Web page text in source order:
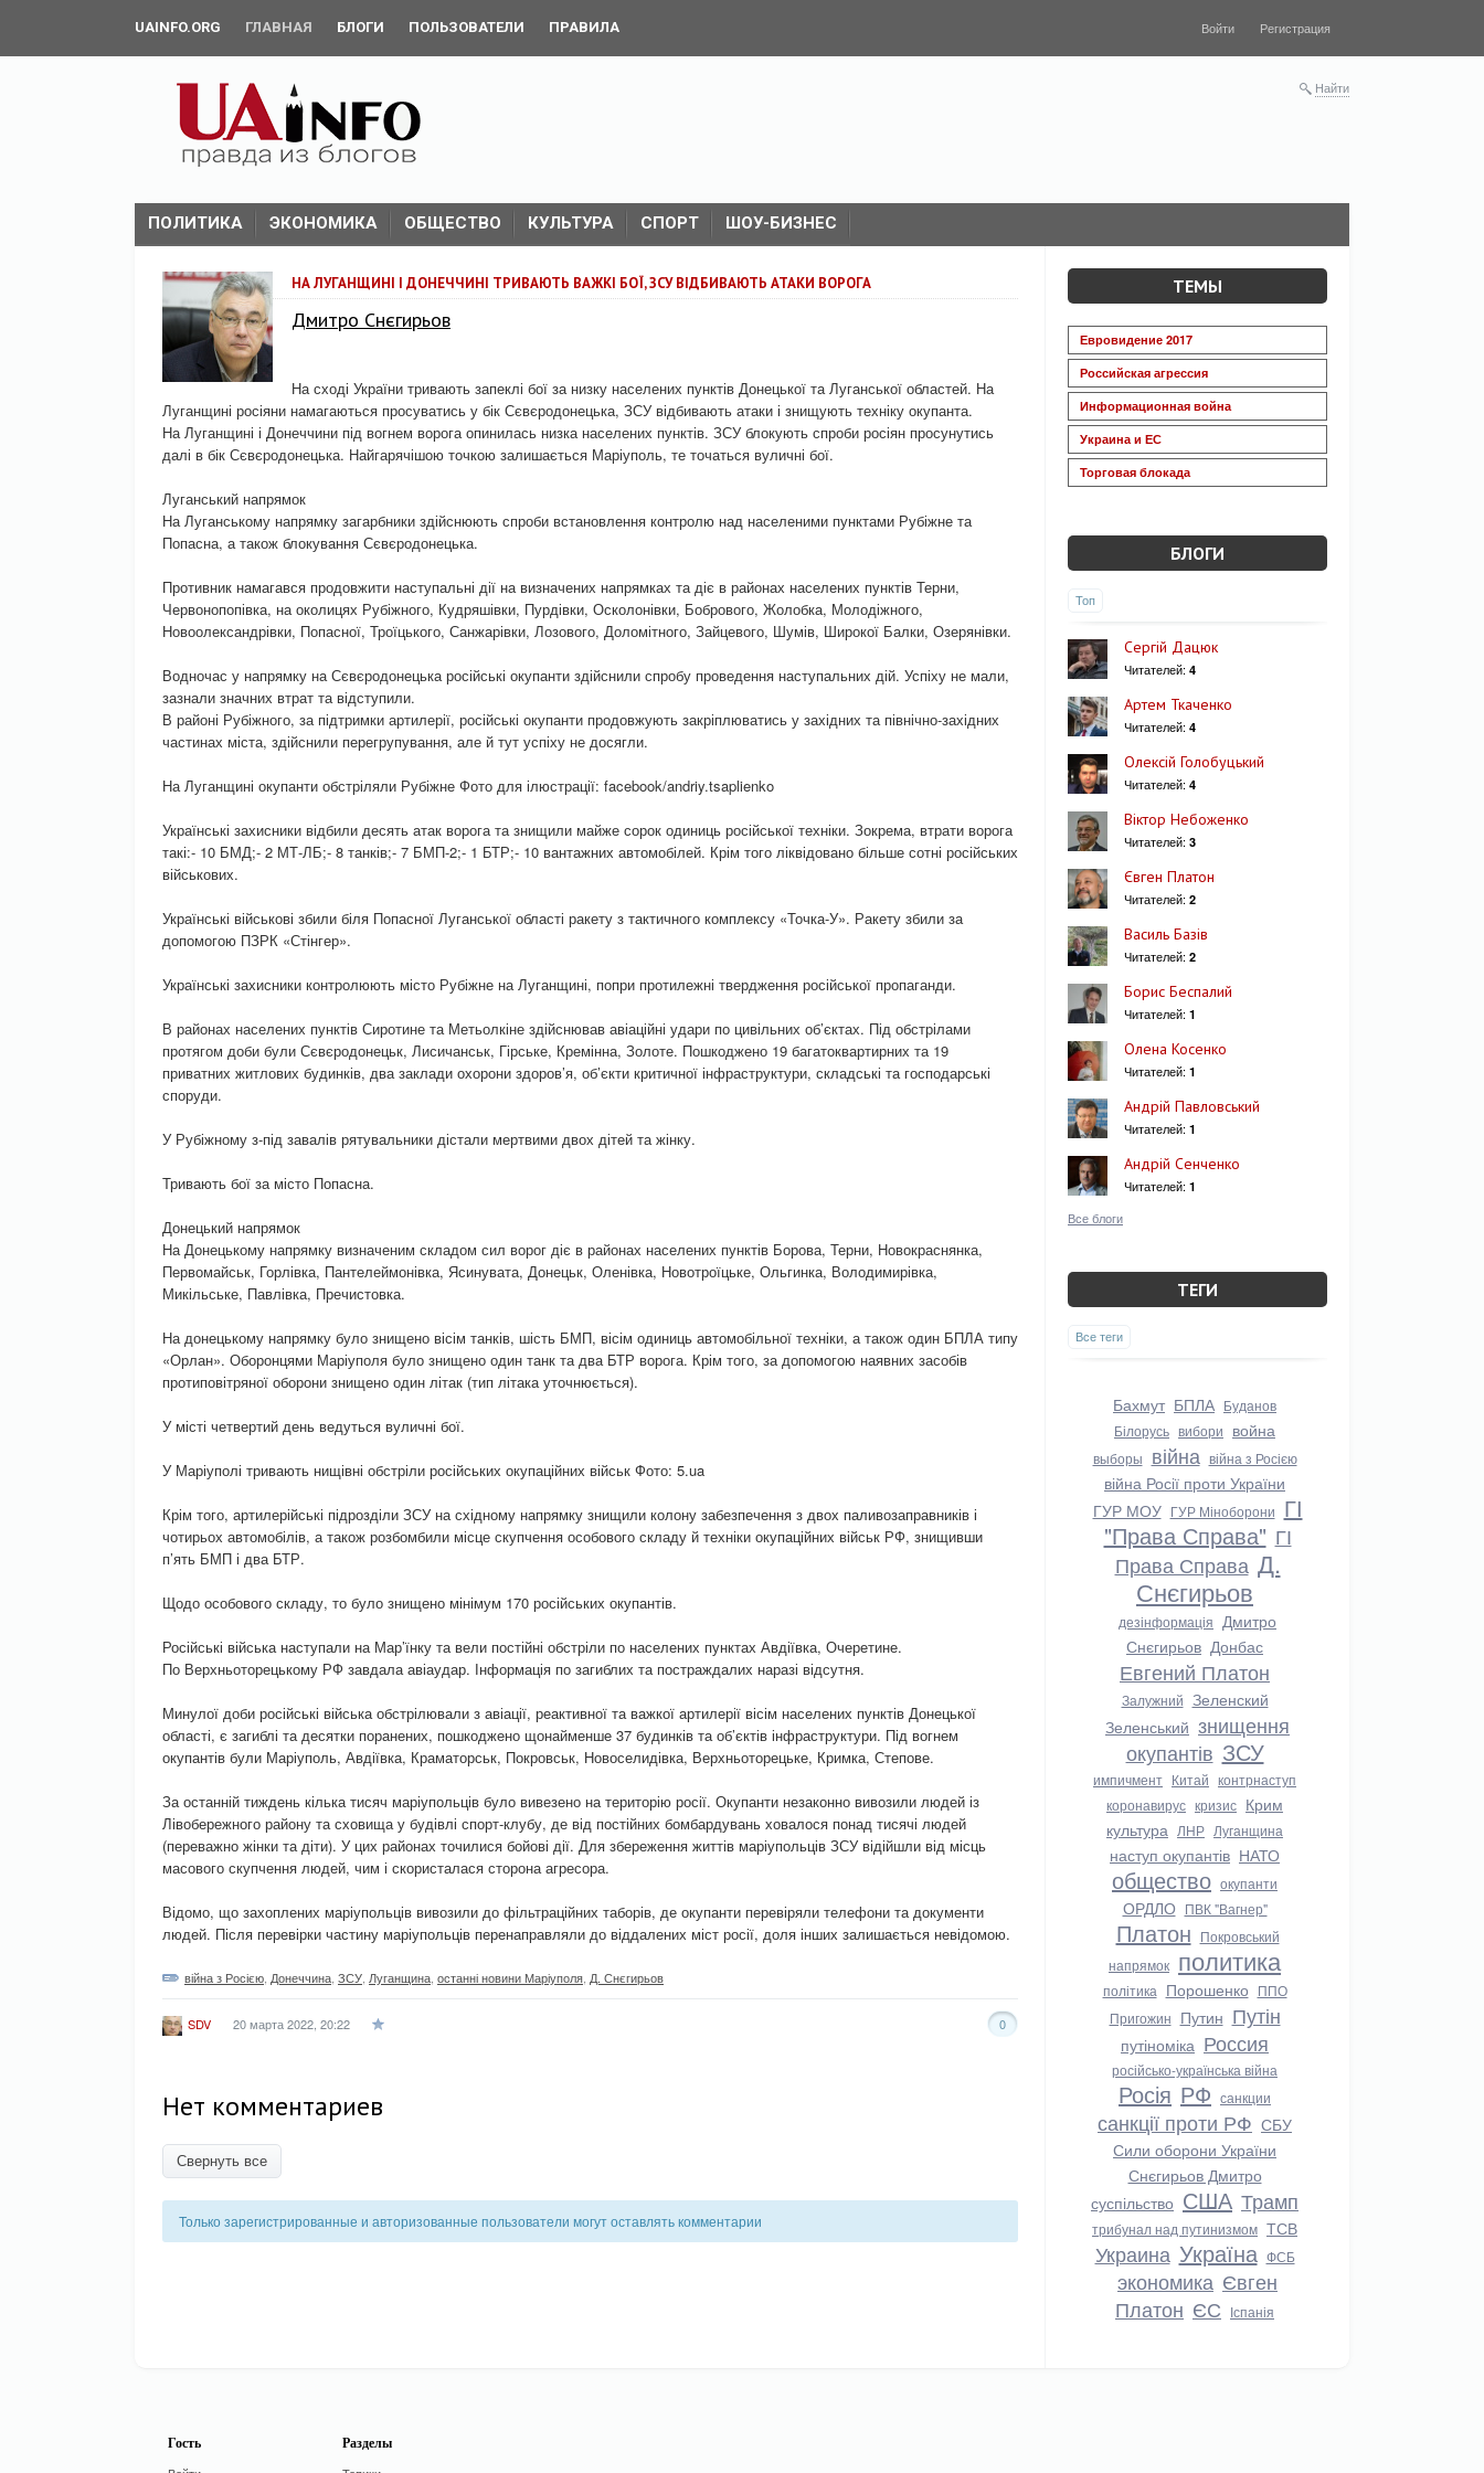
UAINFO.ORG ГЛАВНАЯ БЛОГИ ПОЛЬЗОВАТЕЛИ ПРАВИЛА Войти Регистрация
Найти
ПОЛИТИКА ЭКОНОМИКА ОБЩЕСТВО КУЛЬТУРА СПОРТ ШОУ-БИЗНЕС
НА ЛУГАНЩИНІ І ДОНЕЧЧИНІ ТРИВАЮТЬ ВАЖКІ БОЇ, ЗСУ ВІДБИВАЮТЬ АТАКИ ВОРОГА
Дмитро Снєгирьов
На сході України тривають запеклі бої за низку населених пунктів Донецької та Луганської областей. На
Луганщині росіяни намагаються просуватись у бік Сєвєродонецька, ЗСУ відбивають атаки і знищують техніку окупанта.
На Луганщині і Донеччини під вогнем ворога опинилась низка населених пунктів. ЗСУ блокують спроби росіян просунутись
далі в бік Сєвєродонецька. Найгарячішою точкою залишається Маріуполь, те точаться вуличні бої.
Луганський напрямок
На Луганському напрямку загарбники здійснюють спроби встановлення контролю над населеними пунктами Рубіжне та
Попасна, а також блокування Сєвєродонецька.
Противник намагався продовжити наступальні дії на визначених напрямках та діє в районах населених пунктів Терни,
Червонопопівка, на околицях Рубіжного, Кудряшівки, Пурдівки, Осколонівки, Бобрового, Жолобка, Молодіжного,
Новоолександрівки, Попасної, Троїцького, Санжарівки, Лозового, Доломітного, Зайцевого, Шумів, Широкої Балки, Озерянівки.
Водночас у напрямку на Сєвєродонецька російські окупанти здійснили спробу проведення наступальних дій. Успіху не мали,
зазнали значних втрат та відступили.
В районі Рубіжного, за підтримки артилерії, російські окупанти продовжують закріплюватись у західних та північно-західних
частинах міста, здійснили перегрупування, але й тут успіху не досягли.
На Луганщині окупанти обстріляли Рубіжне Фото для ілюстрації: facebook/andriy.tsaplienko
Українські захисники відбили десять атак ворога та знищили майже сорок одиниць російської техніки. Зокрема, втрати ворога
такі:- 10 БМД;- 2 МТ-ЛБ;- 8 танків;- 7 БМП-2;- 1 БТР;- 10 вантажних автомобілей. Крім того ліквідовано більше сотні російських
військових.
Українські військові збили біля Попасної Луганської області ракету з тактичного комплексу «Точка-У». Ракету збили за
допомогою ПЗРК «Стінгер».
Українські захисники контролюють місто Рубіжне на Луганщині, попри протилежні твердження російської пропаганди.
В районах населених пунктів Сиротине та Метьолкіне здійснював авіаційні удари по цивільних об’єктах. Під обстрілами
протягом доби були Сєвєродонецьк, Лисичанськ, Гірське, Кремінна, Золоте. Пошкоджено 19 багатоквартирних та 19
приватних житлових будинків, два заклади охорони здоров’я, об’єкти критичної інфраструктури, складські та господарські
споруди.
У Рубіжному з-під завалів рятувальники дістали мертвими двох дітей та жінку.
Тривають бої за місто Попасна.
Донецький напрямок
На Донецькому напрямку визначеним складом сил ворог діє в районах населених пунктів Борова, Терни, Новокраснянка,
Первомайськ, Горлівка, Пантелеймонівка, Ясинувата, Донецьк, Оленівка, Новотроїцьке, Ольгинка, Володимирівка,
Микільське, Павлівка, Пречистовка.
На донецькому напрямку було знищено вісім танків, шість БМП, вісім одиниць автомобільної техніки, а також один БПЛА типу
«Орлан». Оборонцями Маріуполя було знищено один танк та два БТР ворога. Крім того, за допомогою наявних засобів
протиповітряної оборони знищено один літак (тип літака уточнюється).
У місті четвертий день ведуться вуличні бої.
У Маріуполі тривають нищівні обстріли російських окупаційних військ Фото: 5.ua
Крім того, артилерійські підрозділи ЗСУ на східному напрямку знищили колону забезпечення з двох паливозаправників і
чотирьох автомобілів, а також розбомбили місце скупчення особового складу й техніки окупаційних військ РФ, знищивши
п’ять БМП і два БТР.
Щодо особового складу, то було знищено мінімум 170 російських окупантів.
Російські війська наступали на Мар’їнку та вели постійні обстріли по населених пунктах Авдіївка, Очеретине.
По Верхньоторецькому РФ завдала авіаудар. Інформація по загиблих та постраждалих наразі відсутня.
Минулої доби російські війська обстрілювали з авіації, реактивної та важкої артилерії вісім населених пунктів Донецької
області, є загиблі та десятки поранених, пошкоджено щонайменше 37 будинків та об’єктів інфраструктури. Під вогнем
окупантів були Маріуполь, Авдіївка, Краматорськ, Покровськ, Новоселидівка, Верхньоторецьке, Кримка, Степове.
За останній тиждень кілька тисяч маріупольців було вивезено на територію росії. Окупанти незаконно вивозили людей із
Лівобережного району та сховища у будівлі спорт-клубу, де від постійних бомбардувань ховалося понад тисячі людей
(переважно жінки та діти). У цих районах точилися бойові дії. Для збереження життів маріупольців ЗСУ відійшли від місць
масового скупчення людей, чим і скористалася сторона агресора.
Відомо, що захоплених маріупольців вивозили до фільтраційних таборів, де окупанти перевіряли телефони та документи
людей. Після перевірки частину маріупольців перенаправляли до віддалених міст росії, доля інших залишається невідомою.
війна з Росією Донеччина ЗСУ Луганщина останні новини Маріуполя Д. Снєгирьов
0
SDV 20 марта 2022, 20:22
Нет комментариев
Свернуть все
Только зарегистрированные и авторизованные пользователи могут оставлять комментарии
ТЕМЫ
Евровидение 2017
Российская агрессия
Информационная война
Украина и ЕС
Торговая блокада
БЛОГИ
Топ
Сергій Дацюк
Читателей: 4
Артем Ткаченко
Читателей: 4
Олексій Голобуцький
Читателей: 4
Віктор Небоженко
Читателей: 3
Євген Платон
Читателей: 2
Василь Базів
Читателей: 2
Борис Беспалий
Читателей: 1
Олена Косенко
Читателей: 1
Андрій Павловський
Читателей: 1
Андрій Сенченко
Читателей: 1
Все блоги
ТЕГИ
Все теги
Бахмут БПЛА Буданов
Білорусь вибори война
выборы війна війна з Росією
війна Росії проти України
ГУР МОУ ГУР Міноборони ГІ
"Права Справа" ГІ
Права Справа Д.
Снєгирьов
дезінформація Дмитро
Снєгирьов Донбас
Евгений Платон
Залужний Зеленский
Зеленський знищення
окупантів ЗСУ
импичмент Китай контрнаступ
коронавирус кризис Крим
культура ЛНР Луганщина
наступ окупантів НАТО
общество окупанти
ОРДЛО ПВК "Вагнер"
Платон Покровський
напрямок политика
політика Порошенко ППО
Пригожин Путин Путін
путіноміка Россия
російсько-українська війна
Росія РФ санкции
санкції проти РФ СБУ
Сили оборони України
Снєгирьов Дмитро
суспільство США Трамп
трибунал над путинизмом ТСВ
Украина Україна ФСБ
экономика Євген
Платон ЄС Іспанія
Гость Разделы